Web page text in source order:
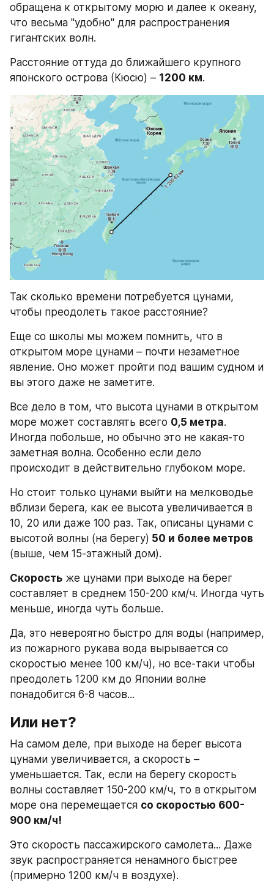
обращена к открытому морю и далее к океану,
что весьма "удобно" для распространения
гигантских волн.
Расстояние оттуда до ближайшего крупного
японского острова (Кюсю) – 1200 км.
Так сколько времени потребуется цунами,
чтобы преодолеть такое расстояние?
Еще со школы мы можем помнить, что в
открытом море цунами – почти незаметное
явление. Оно может пройти под вашим судном и
вы этого даже не заметите.
Все дело в том, что высота цунами в открытом
море может составлять всего 0,5 метра.
Иногда побольше, но обычно это не какая-то
заметная волна. Особенно если дело
происходит в действительно глубоком море.
Но стоит только цунами выйти на мелководье
вблизи берега, как ее высота увеличивается в
10, 20 или даже 100 раз. Так, описаны цунами с
высотой волны (на берегу) 50 и более метров
(выше, чем 15-этажный дом).
Скорость же цунами при выходе на берег
составляет в среднем 150-200 км/ч. Иногда чуть
меньше, иногда чуть больше.
Да, это невероятно быстро для воды (например,
из пожарного рукава вода вырывается со
скоростью менее 100 км/ч), но все-таки чтобы
преодолеть 1200 км до Японии волне
понадобится 6-8 часов...
Или нет?
На самом деле, при выходе на берег высота
цунами увеличивается, а скорость –
уменьшается. Так, если на берегу скорость
волны составляет 150-200 км/ч, то в открытом
море она перемещается со скоростью 600-
900 км/ч!
Это скорость пассажирского самолета... Даже
звук распространяется ненамного быстрее
(примерно 1200 км/ч в воздухе).